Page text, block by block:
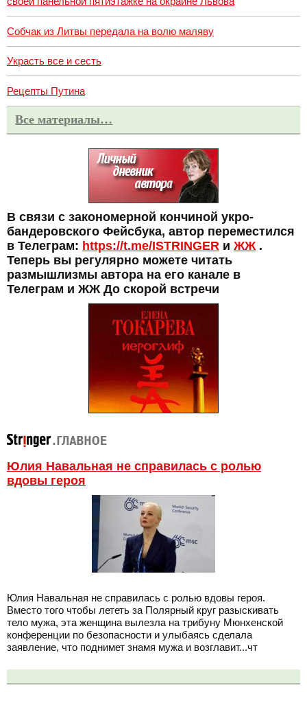
Собчак из Литвы передала на волю маляву
Украсть все и сесть
Рецепты Путина
Все материалы…
В связи с закономерной кончиной укро-
бандеровского Фейсбука, автор переместился
в Телеграм: https://t.me/ISTRINGER и ЖЖ.
Теперь вы регулярно можете читать
размышлизмы автора на его канале в
Телеграм и ЖЖ До скорой встречи
Юлия Навальная не справилась с ролью
вдовы героя
Юлия Навальная не справилась с ролью вдовы героя.
Вместо того чтобы лететь за Полярный круг разыскивать
тело мужа, эта женщина вылезла на трибуну Мюнхенской
конференции по безопасности и улыбаясь сделала
заявление, что поднимет знамя мужа и возглавит...чт